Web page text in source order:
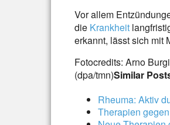
Vor allem
die Krankheit
erkannt, lässt sich mit
Fotocredits: Arno Burgi
(dpa/tmn)Similar
Rheuma: Aktiv
Therapien